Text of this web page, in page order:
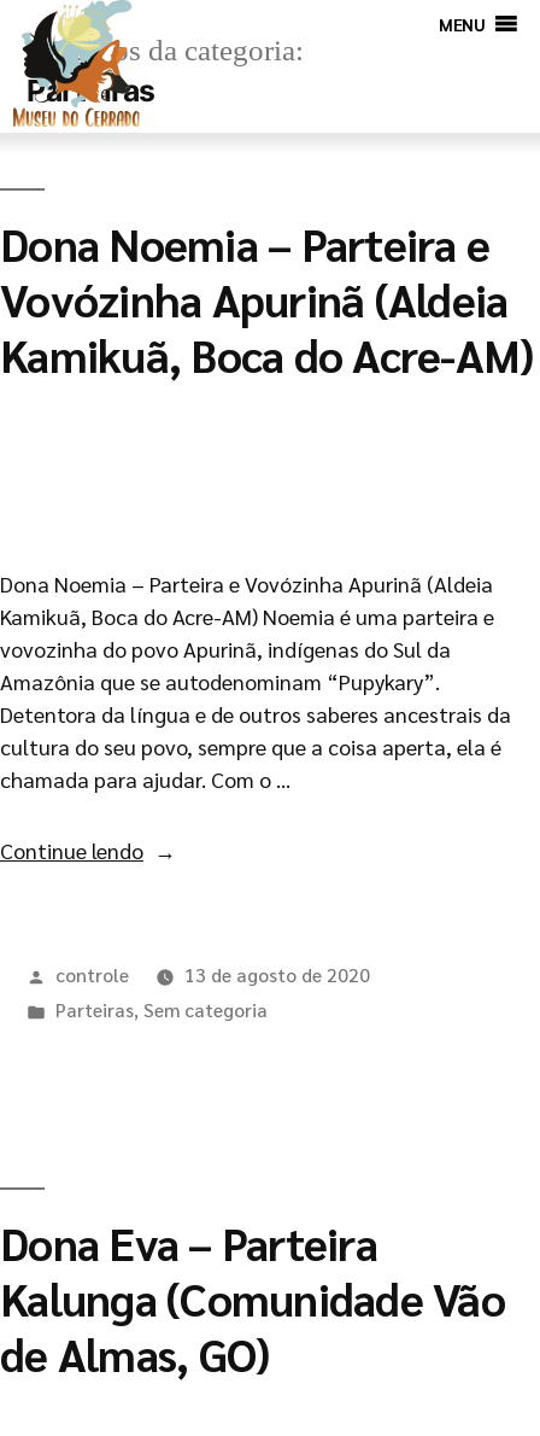
MENU
Arquivos da categoria:
Parteiras
Dona Noemia – Parteira e
Vovózinha Apurinã (Aldeia
Kamikuã, Boca do Acre-AM)
Dona Noemia – Parteira e Vovózinha Apurinã (Aldeia
Kamikuã, Boca do Acre-AM) Noemia é uma parteira e
vovozinha do povo Apurinã, indígenas do Sul da
Amazônia que se autodenominam “Pupykary”.
Detentora da língua e de outros saberes ancestrais da
cultura do seu povo, sempre que a coisa aperta, ela é
chamada para ajudar. Com o …
Continue lendo
controle
13 de agosto de 2020
Parteiras, Sem categoria
Dona Eva – Parteira
Kalunga (Comunidade Vão
de Almas, GO)